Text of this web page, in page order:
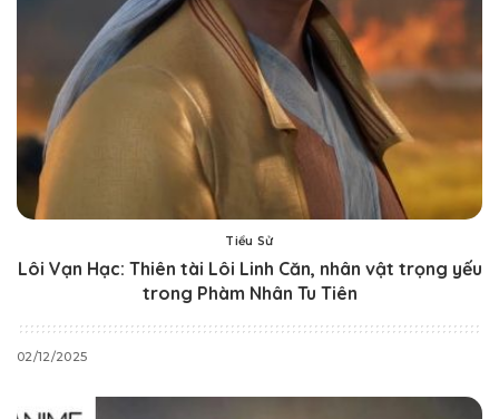
Tiểu Sử
Lôi Vạn Hạc: Thiên tài Lôi Linh Căn, nhân vật trọng yếu
trong Phàm Nhân Tu Tiên
02/12/2025